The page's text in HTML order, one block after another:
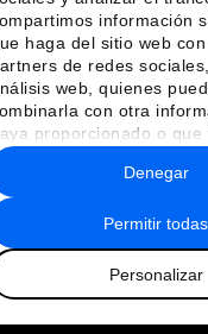
información
haga del sitio web
de redes
web, quienes
con otra
proporcionado o que
a partir del uso
de sus servicios.
Permitir todas
Personalizar
Denegar
dice la nueva
de la NASA
Internacional de la Mujer:
lo necesitamos?